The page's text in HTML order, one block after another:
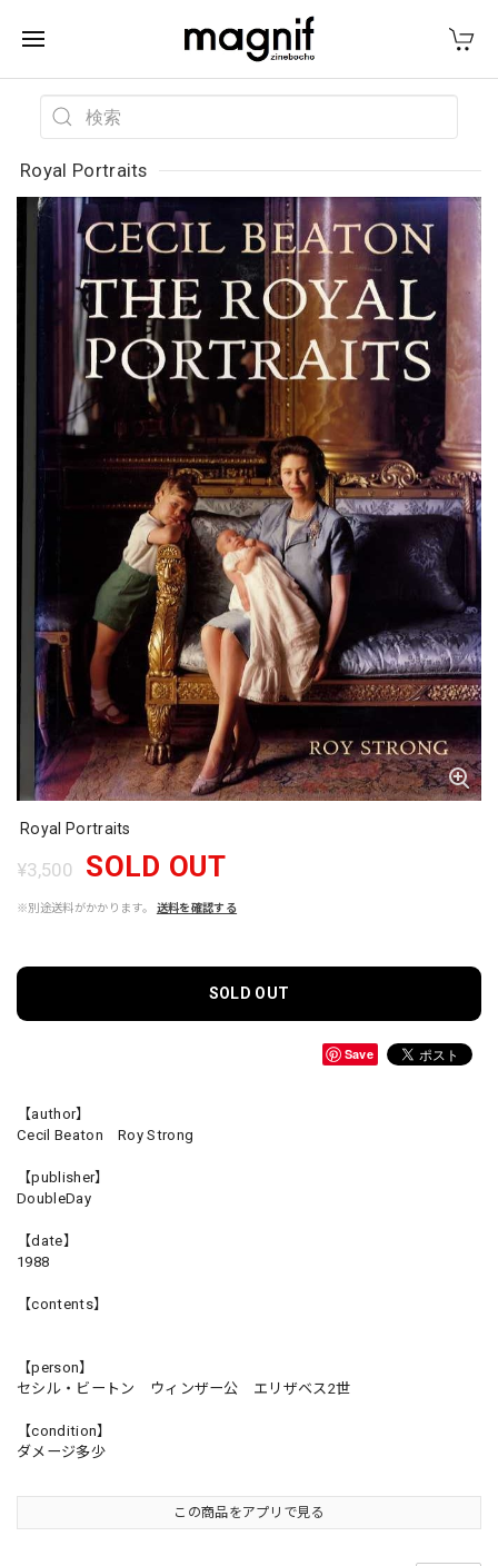
Royal Portraits
Royal Portraits
¥3,500 SOLD OUT
※別途送料がかかります。 送料を確認する
SOLD OUT
Save
【author】
Cecil Beaton Roy Strong
【publisher】
DoubleDay
【date】
1988
【contents】
【person】
セシル・ビートン ウィンザー公 エリザベス2世
【condition】
ダメージ多少
この商品をアプリで見る